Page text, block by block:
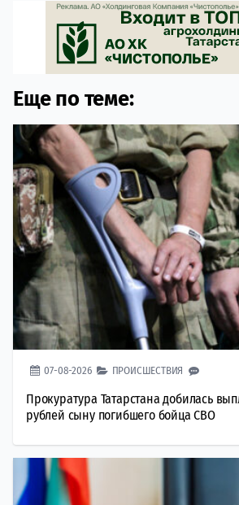
Еще по теме:
07-08-2026 ПРОИСШЕСТВИЯ
Прокуратура Татарстана добилась
рублей сыну погибшего бойца СВО